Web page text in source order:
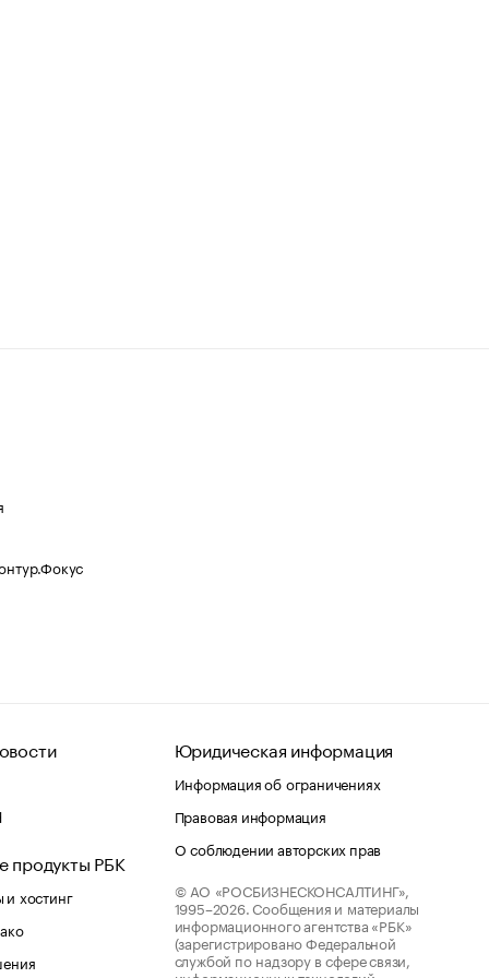
продукты РБК
хостинг
Юридическая информация
Информация об ограничениях
Правовая информация
О соблюдении авторских прав
© АО «РОСБИЗНЕСКОНСАЛТИНГ»,
1995–2026. Сообщения и материалы
информационного агентства «РБК»
(зарегистрировано Федеральной
службой по надзору в сфере связи,